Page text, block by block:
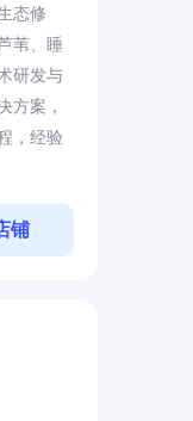
态修
苇、睡
研发与
方案，
，经验
铺